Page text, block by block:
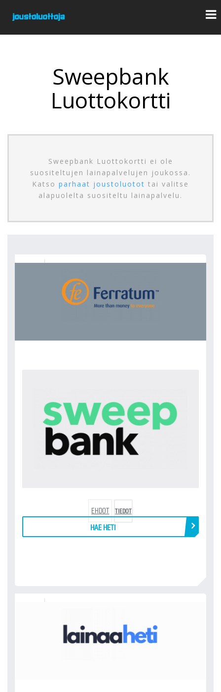
Sweepbank
Luottokortti
Sweepbank Luottokortti ei ole
suositeltujen lainapalvelujen joukossa.
Katso parhaat joustoluotot tai valitse
alapuolelta suositeltu lainapalvelu.
FERRATUM JOUSTAVA
EHDOT TIEDOT
HAE HETI